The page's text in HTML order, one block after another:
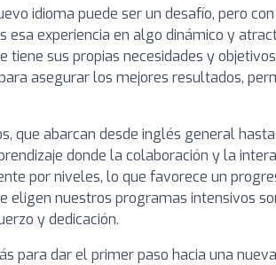
idioma puede ser un desafío, pero
esa experiencia en algo dinámico y
tiene sus propias necesidades y
asegurar los mejores resultados,
que abarcan desde inglés general
donde la colaboración y la
por niveles, lo que favorece un
eligen nuestros programas intensivos
y dedicación.
para dar el primer paso hacia una